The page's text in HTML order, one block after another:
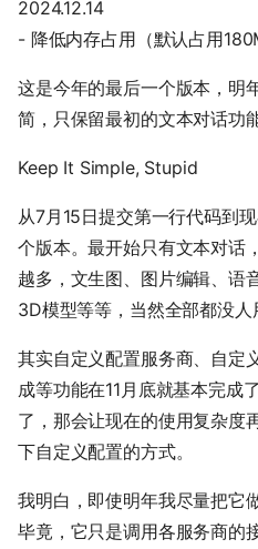
2024.12.14
- 降低内存占用（默认占用
这是今年的最后一个版本，明
简，只保留最初的文本对话功能
Keep It Simple, Stupid
从7月15日提交第一行代码到
个版本。最开始只有文本对话
越多，文生图、图片编辑、语
3D模型等等，当然全部都没人
其实自定义配置服务商、自定
成等功能在11月底就基本完成
了，那会让现在的使用复杂度
下自定义配置的方式。
我明白，即使明年我尽量把它
毕竟，它只是调用各服务商的